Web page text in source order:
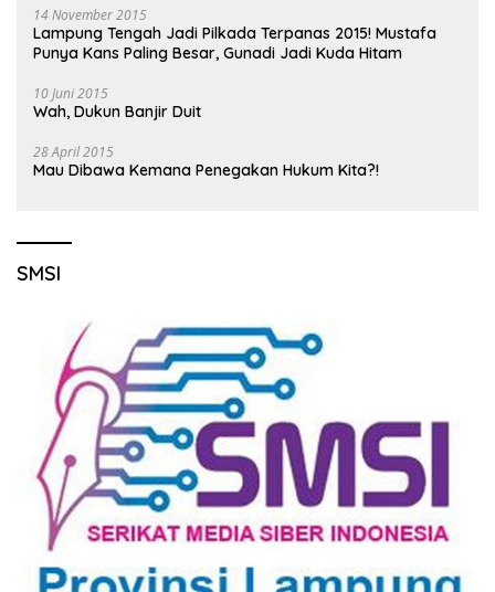
14 November 2015
Lampung Tengah Jadi Pilkada Terpanas 2015! Mustafa
Punya Kans Paling Besar, Gunadi Jadi Kuda Hitam
10 Juni 2015
Wah, Dukun Banjir Duit
28 April 2015
Mau Dibawa Kemana Penegakan Hukum Kita?!
SMSI